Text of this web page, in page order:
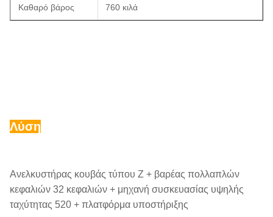
Καθαρό βάρος 760 κιλά
Λύση
Ανελκυστήρας κουβάς τύπου Z + βαρέας πολλαπλών
κεφαλιών 32 κεφαλιών + μηχανή συσκευασίας υψηλής
ταχύτητας 520 + πλατφόρμα υποστήριξης